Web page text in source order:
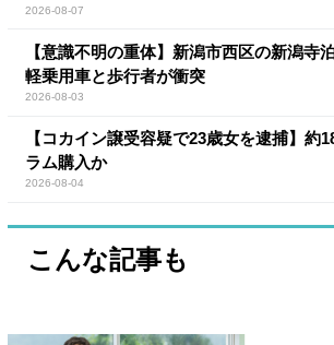
2026-08-07
【意識不明の重体】新潟市西区の新潟寺
軽乗用車と歩行者が衝突
2026-08-03
【コカイン譲受容疑で23歳女を逮捕】約
ラム購入か
2026-08-04
こんな記事も